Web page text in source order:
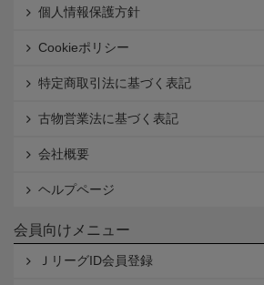
個人情報保護方針
Cookieポリシー
特定商取引法に基づく表記
古物営業法に基づく表記
会社概要
ヘルプページ
会員向けメニュー
ＪリーグID会員登録